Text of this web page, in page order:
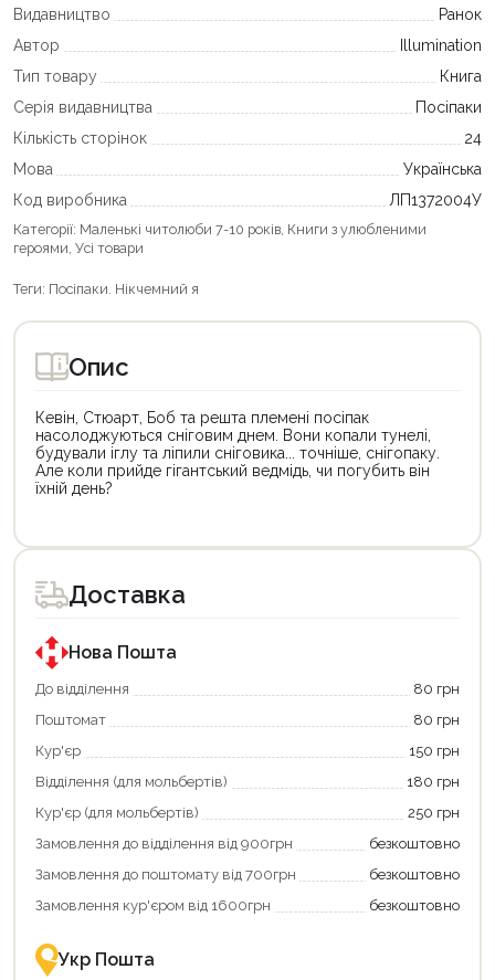
Видавництво
Ранок
Автор
Illumination
Тип товару
Книга
Серія видавництва
Посіпаки
Кількість сторінок
24
Мова
Українська
Код виробника
ЛП1372004У
Категорії: Маленькі читолюби 7-10 років, Книги з улюбленими
героями, Усі товари
Теги: Посіпаки. Нікчемний я
Опис
Кевін, Стюарт, Боб та решта племені посіпак
насолоджуються сніговим днем. Вони копали тунелі,
будували іглу та ліпили сніговика... точніше, снігопаку.
Але коли прийде гігантський ведмідь, чи погубить він
їхній день?
товар
для
покупки
державною
програмою
єКнига.
Використовуйте
карту
щоб
зекономити
та
отримати
переваги!
картою
єКнига
–
зручно
та
Доставка
Нова Пошта
До відділення
80 грн
Поштомат
80 грн
Кур'єр
150 грн
Відділення (для мольбертів)
180 грн
Кур'єр (для мольбертів)
250 грн
Замовлення до відділення від 900грн
безкоштовно
Замовлення до поштомату від 700грн
безкоштовно
Замовлення кур'єром від 1600грн
безкоштовно
Укр Пошта